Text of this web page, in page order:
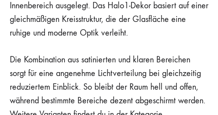
Innenbereich ausgelegt. Das Halo1-Dekor basiert auf einer
gleichmäßigen Kreisstruktur, die der Glasfläche eine
ruhige und moderne Optik verleiht.
Die Kombination aus satinierten und klaren Bereichen
sorgt für eine angenehme Lichtverteilung bei gleichzeitig
reduziertem Einblick. So bleibt der Raum hell und offen,
während bestimmte Bereiche dezent abgeschirmt werden.